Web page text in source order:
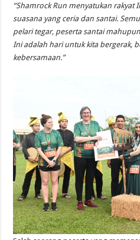
“Shamrock Run menyatukan rakyat
suasana yang ceria dan santai.
pelari tegar, peserta santai
Ini adalah hari untuk kita bergerak,
kebersamaan.”